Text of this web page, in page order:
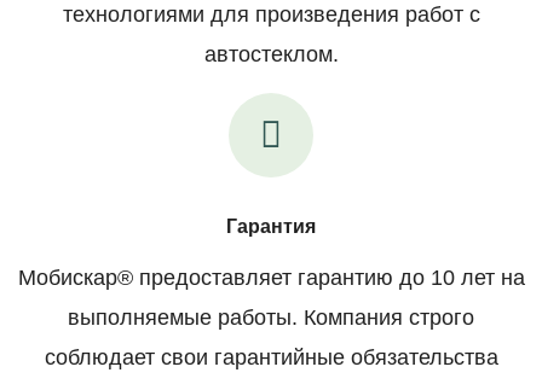
технологиями для произведения работ с
автостеклом.
Гарантия
Мобискар® предоставляет гарантию до 10 лет на
выполняемые работы. Компания строго
соблюдает свои гарантийные обязательства